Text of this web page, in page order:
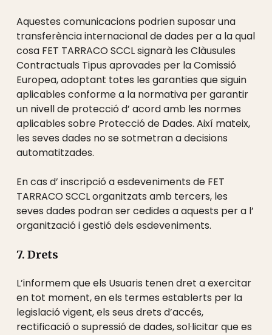
Aquestes comunicacions podrien suposar una
transferència internacional de dades per a la qual
cosa FET TARRACO SCCL signarà les Clàusules
Contractuals Tipus aprovades per la Comissió
Europea, adoptant totes les garanties que siguin
aplicables conforme a la normativa per garantir
un nivell de protecció d’ acord amb les normes
aplicables sobre Protecció de Dades. Així mateix,
les seves dades no se sotmetran a decisions
automatitzades.
En cas d’ inscripció a esdeveniments de FET
TARRACO SCCL organitzats amb tercers, les
seves dades podran ser cedides a aquests per a l’
organització i gestió dels esdeveniments.
7. Drets
L’informem que els Usuaris tenen dret a exercitar
en tot moment, en els termes establerts per la
legislació vigent, els seus drets d’accés,
rectificació o supressió de dades, sol·licitar que es